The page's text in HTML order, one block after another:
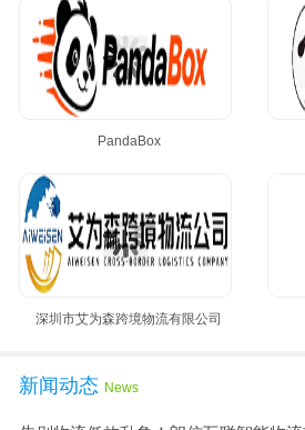
PandaBox
深圳市艾为森跨境物流有限公司
新闻动态 News